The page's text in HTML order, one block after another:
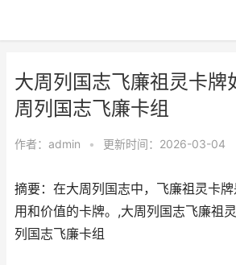
大周列国志飞廉祖灵卡牌
周列国志飞廉卡组
作者： admin • 更新时间：2026-03-04
摘要：在大周列国志中，飞廉祖灵卡
用和价值的卡牌。,大周列国志飞廉祖
列国志飞廉卡组